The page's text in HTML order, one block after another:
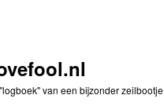
van een bijzonder zeilbootje